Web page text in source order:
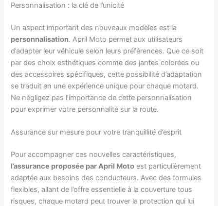
Personnalisation : la clé de l’unicité
Un aspect important des nouveaux modèles est la
personnalisation. April Moto permet aux utilisateurs
d’adapter leur véhicule selon leurs préférences. Que ce soit
par des choix esthétiques comme des jantes colorées ou
des accessoires spécifiques, cette possibilité d’adaptation
se traduit en une expérience unique pour chaque motard.
Ne négligez pas l’importance de cette personnalisation
pour exprimer votre personnalité sur la route.
Assurance sur mesure pour votre tranquillité d’esprit
Pour accompagner ces nouvelles caractéristiques,
l’assurance proposée par April Moto est particulièrement
adaptée aux besoins des conducteurs. Avec des formules
flexibles, allant de l’offre essentielle à la couverture tous
risques, chaque motard peut trouver la protection qui lui